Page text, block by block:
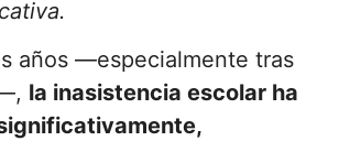
años —especialmente tras
la inasistencia escolar ha